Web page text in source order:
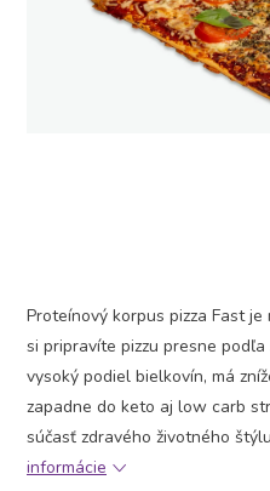
Proteínový korpus pizza Fast
si pripravíte pizzu presne
vysoký podiel bielkovín, má
zapadne do keto aj low carb
súčasť zdravého životného
informácie